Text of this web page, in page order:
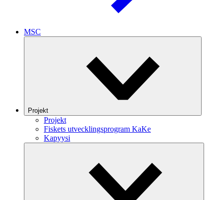
MSC
Projekt
Projekt
Fiskets utvecklingsprogram KaKe
Kapyysi